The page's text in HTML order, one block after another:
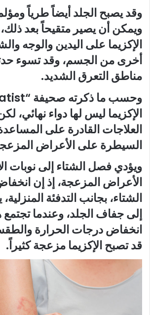
وقد يصبح الجلد أيضاً طرياً
ويمكن أن يصير متقيحاً بعد ذلك،
الإكزيما على اليدين والوجه
أخرى من الجسم، وقد تسوء
مناطق التعرق الشديد.
الإكزيما ليس لها دواء نهائي،
العلاجات القادرة على
السيطرة على الأعراض
ويؤدي فصل الشتاء إلى نوبات
الأعراض المزعجة، إذ إن
الشتاء، بجانب التدفئة
إلى جفاف الجلد، وعندما تجتمع
انخفاض درجات الحرارة
قد تصبح الإكزيما مزعجة كثيراً.